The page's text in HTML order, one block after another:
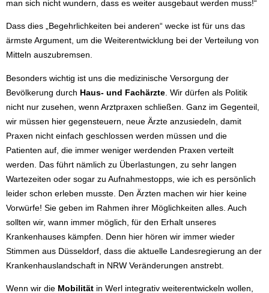
man sich nicht wundern, dass es weiter ausgebaut werden muss!“
Dass dies „Begehrlichkeiten bei anderen“ wecke ist für uns das
ärmste Argument, um die Weiterentwicklung bei der Verteilung von
Mitteln auszubremsen.
Besonders wichtig ist uns die medizinische Versorgung der
Bevölkerung durch Haus- und Fachärzte . Wir dürfen als Politik
nicht nur zusehen, wenn Arztpraxen schließen. Ganz im Gegenteil,
wir müssen hier gegensteuern, neue Ärzte anzusiedeln, damit
Praxen nicht einfach geschlossen werden müssen und die
Patienten auf, die immer weniger werdenden Praxen verteilt
werden. Das führt nämlich zu Überlastungen, zu sehr langen
Wartezeiten oder sogar zu Aufnahmestopps, wie ich es persönlich
leider schon erleben musste. Den Ärzten machen wir hier keine
Vorwürfe! Sie geben im Rahmen ihrer Möglichkeiten alles. Auch
sollten wir, wann immer möglich, für den Erhalt unseres
Krankenhauses kämpfen. Denn hier hören wir immer wieder
Stimmen aus Düsseldorf, dass die aktuelle Landesregierung an der
Krankenhauslandschaft in NRW Veränderungen anstrebt.
Wenn wir die Mobilität in Werl integrativ weiterentwickeln wollen,